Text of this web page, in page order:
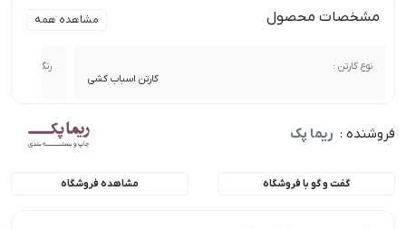
مشخصات محصول مشاهده همه
نوع کارتن :
کارتن اسباب کشی
رنگ کارتن :
فروشنده : ریما پک
گفت و گو با فروشگاه مشاهده فروشگاه